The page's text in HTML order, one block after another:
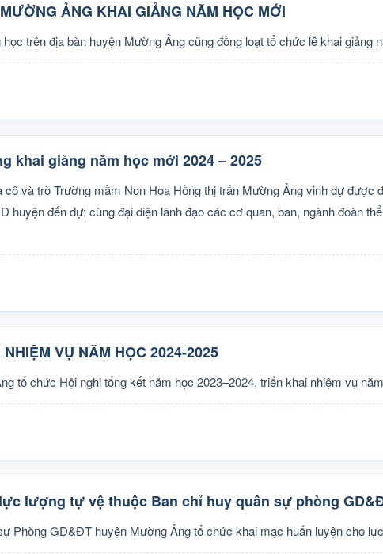
ẢNG KHAI GIẢNG NĂM HỌC MỚI
trên địa bàn huyện Mường Ảng cũng đồng loạt tổ chức lễ khai giảng
khai giảng năm học mới 2024 – 2025
cô và trò Trường mầm Non Hoa Hồng thị trấn Mường Ảng vinh dự được
huyện đến dự; cùng đại diện lãnh đạo các cơ quan, ban, ngành đoàn
VỤ NĂM HỌC 2024-2025
tổ chức Hội nghị tổng kết năm học 2023–2024, triển khai nhiệm vụ
lượng tự vệ thuộc Ban chỉ huy quân sự phòng
Phòng GD&ĐT huyện Mường Ảng tổ chức khai mạc huấn luyện cho